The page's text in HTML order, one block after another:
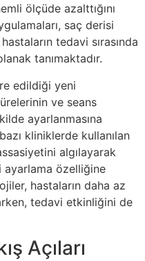
ölçüde azalttığını
saç derisi
tedavi sırasında
tanımaktadır.
edildiği yeni
ve seans
ayarlanmasına
kliniklerde kullanılan
algılayarak
ayarlama özelliğine
hastaların daha az
tedavi etkinliğini de
Açıları